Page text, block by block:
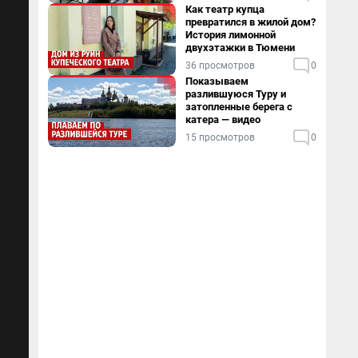
Как театр купца
превратился в жилой дом?
История лимонной
двухэтажки в Тюмени
36 просмотров 0
Показываем
разлившуюся Туру и
затопленные берега с
катера — видео
15 просмотров 0